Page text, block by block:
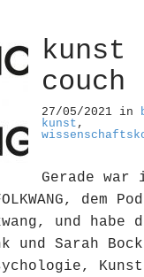
kunst
couch
27/05/2021 in
kunst ,
Gerade war
dem
und habe
und Sarah